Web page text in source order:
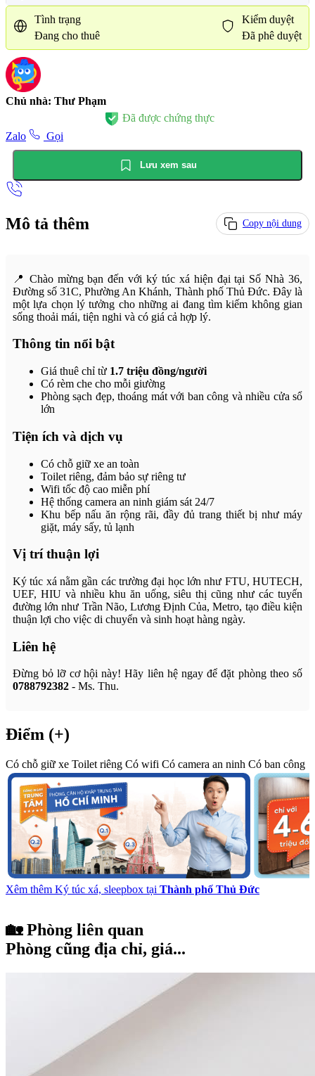
Tình trạng
Đang cho thuê
Kiểm duyệt
Đã phê duyệt
Chủ nhà: Thư Phạm
Đã được chứng thực
Zalo
Gọi
Lưu xem sau
Mô tả thêm Copy nội dung
📍 Chào mừng bạn đến với ký túc xá hiện đại tại Số Nhà 36,
Đường số 31C, Phường An Khánh, Thành phố Thủ Đức. Đây là
một lựa chọn lý tưởng cho những ai đang tìm kiếm không gian
sống thoải mái, tiện nghi và có giá cả hợp lý.
Thông tin nổi bật
Giá thuê chỉ từ 1.7 triệu đồng/người
Có rèm che cho mỗi giường
Phòng sạch đẹp, thoáng mát với ban công và nhiều cửa sổ
lớn
Tiện ích và dịch vụ
Có chỗ giữ xe an toàn
Toilet riêng, đảm bảo sự riêng tư
Wifi tốc độ cao miễn phí
Hệ thống camera an ninh giám sát 24/7
Khu bếp nấu ăn rộng rãi, đầy đủ trang thiết bị như máy
giặt, máy sấy, tủ lạnh
Vị trí thuận lợi
Ký túc xá nằm gần các trường đại học lớn như FTU, HUTECH,
UEF, HIU và nhiều khu ăn uống, siêu thị cũng như các tuyến
đường lớn như Trần Não, Lương Định Của, Metro, tạo điều kiện
thuận lợi cho việc di chuyển và sinh hoạt hàng ngày.
Liên hệ
Đừng bỏ lỡ cơ hội này! Hãy liên hệ ngay để đặt phòng theo số
0788792382 - Ms. Thu.
Điểm (+)
Có chỗ giữ xe Toilet riêng Có wifi Có camera an ninh Có ban công
Xêm thêm Ký túc xá, sleepbox tại Thành phố Thủ Đức
🏡 Phòng liên quan
Phòng cũng địa chỉ, giá...